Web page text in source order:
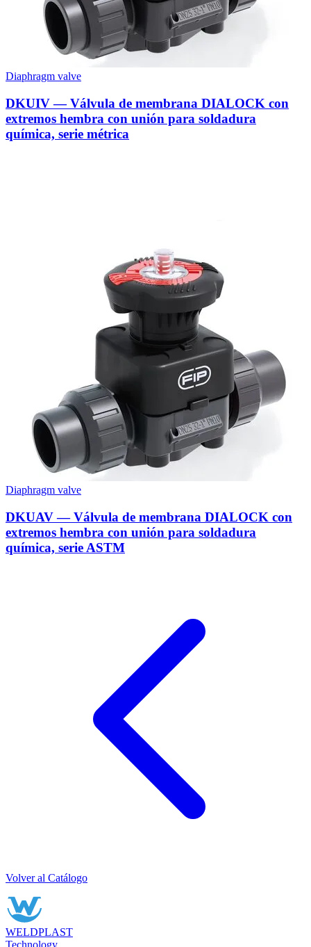
Diaphragm valve
DKUIV — Válvula de membrana DIALOCK con
extremos hembra con unión para soldadura
química, serie métrica
Diaphragm valve
DKUAV — Válvula de membrana DIALOCK con
extremos hembra con unión para soldadura
química, serie ASTM
Volver al Catálogo
WELDPLAST
Technology